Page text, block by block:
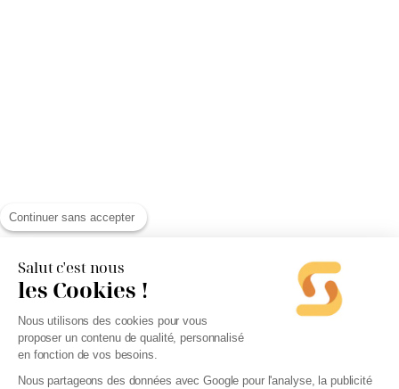
Continuer sans accepter
Salut c'est nous
les Cookies !
Nous utilisons des cookies pour vous
proposer un contenu de qualité, personnalisé
en fonction de vos besoins.
Nous partageons des données avec Google pour l'analyse, la publicité